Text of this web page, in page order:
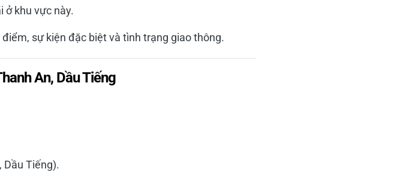
ở khu vực này.
sự kiện đặc biệt và tình trạng giao thông.
An, Dầu Tiếng
Tiếng).